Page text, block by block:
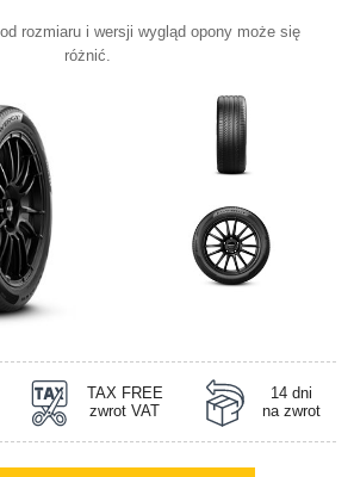
rozmiaru i wersji wygląd opony może się
różnić.
TAX FREE
zwrot VAT
14 dni
na zwrot